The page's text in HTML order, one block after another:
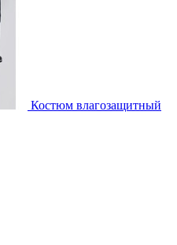
Костюм влагозащитный